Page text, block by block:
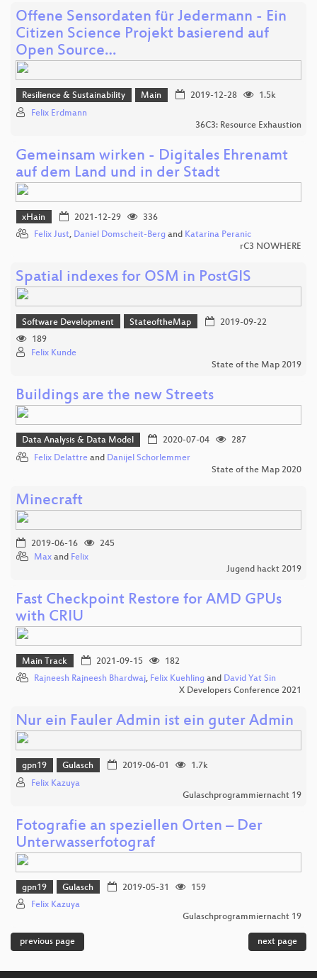
Offene Sensordaten für Jedermann - Ein
Citizen Science Projekt basierend auf
Open Source…
Resilience & Sustainability Main 2019-12-28
1.5k
Felix Erdmann
36C3: Resource Exhaustion
Gemeinsam wirken - Digitales Ehrenamt
auf dem Land und in der Stadt
xHain 2021-12-29
336
Felix Just, Daniel Domscheit-Berg and Katarina Peranic
rC3 NOWHERE
Spatial indexes for OSM in PostGIS
Software Development StateoftheMap
2019-09-22
189
Felix Kunde
State of the Map 2019
Buildings are the new Streets
Data Analysis & Data Model 2020-07-04
287
Felix Delattre and Danijel Schorlemmer
State of the Map 2020
Minecraft
2019-06-16
245
Max and Felix
Jugend hackt 2019
Fast Checkpoint Restore for AMD GPUs
with CRIU
Main Track 2021-09-15
182
Rajneesh Rajneesh Bhardwaj, Felix Kuehling and David Yat Sin
X Developers Conference 2021
Nur ein Fauler Admin ist ein guter Admin
gpn19 Gulasch 2019-06-01
1.7k
Felix Kazuya
Gulaschprogrammiernacht 19
Fotografie an speziellen Orten – Der
Unterwasserfotograf
gpn19 Gulasch 2019-05-31
159
Felix Kazuya
Gulaschprogrammiernacht 19
previous page next page